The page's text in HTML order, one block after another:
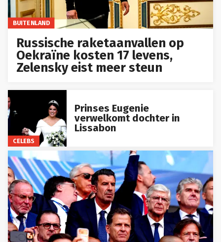
BUITENLAND
Russische raketaanvallen op
Oekraïne kosten 17 levens,
Zelensky eist meer steun
CELEBS
Prinses Eugenie
verwelkomt dochter in
Lissabon